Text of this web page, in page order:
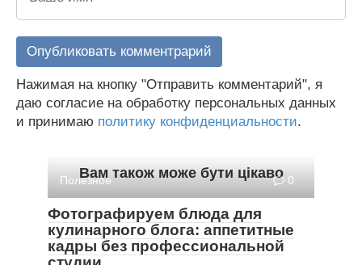
Нажимая на кнопку "Отправить комментарий", я
даю согласие на обработку персональных данных
и принимаю политику конфиденциальности.
Вам також може бути цікаво
Полезное 0
Фотографируем блюда для
кулинарного блога: аппетитные
кадры без профессиональной